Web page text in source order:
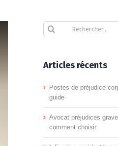
Rechercher
Articles récents
Postes de préjudice
guide
Avocat préjudices
comment choisir